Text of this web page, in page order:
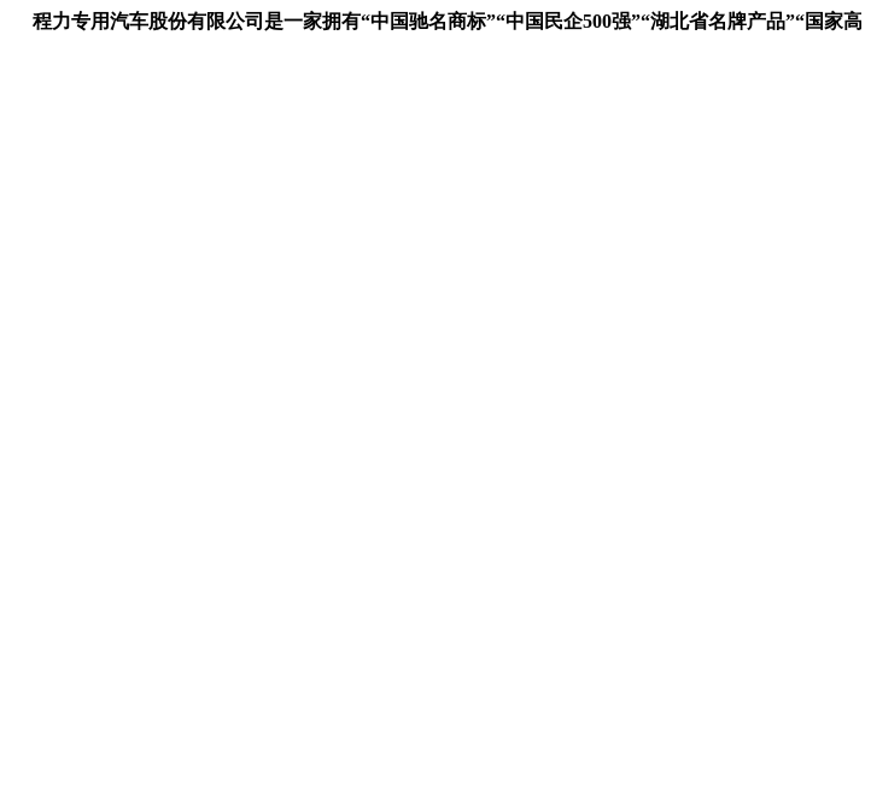
程力专用汽车股份有限公司是一家拥有“中国驰名商标”“中国民企500强”“湖北省名牌产品”“国家高